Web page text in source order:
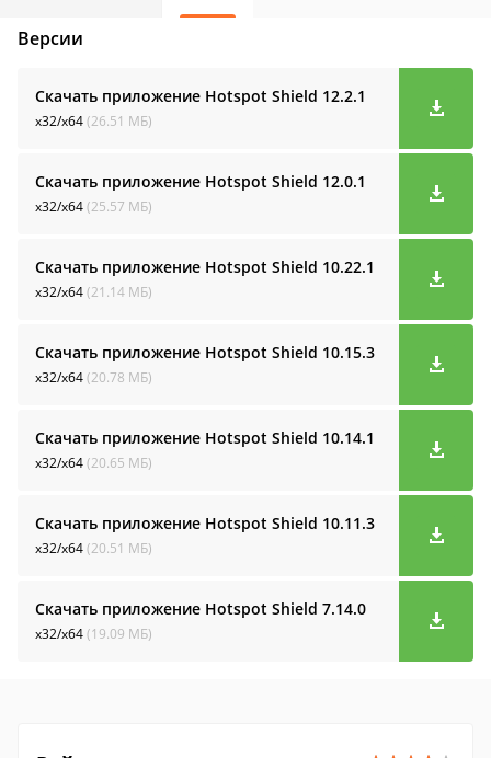
Версии
Скачать приложение Hotspot Shield 12.2.1
x32/x64(26.51 МБ)
Скачать приложение Hotspot Shield 12.0.1
x32/x64(25.57 МБ)
Скачать приложение Hotspot Shield 10.22.1
x32/x64(21.14 МБ)
Скачать приложение Hotspot Shield 10.15.3
x32/x64(20.78 МБ)
Скачать приложение Hotspot Shield 10.14.1
x32/x64(20.65 МБ)
Скачать приложение Hotspot Shield 10.11.3
x32/x64(20.51 МБ)
Скачать приложение Hotspot Shield 7.14.0
x32/x64(19.09 МБ)